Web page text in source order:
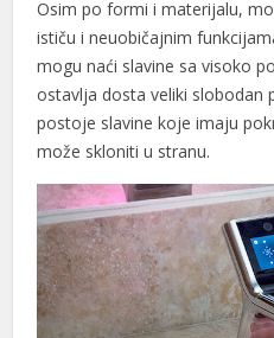
sistemi
fiyat
Osim po formi i materijalu,
ističu i neuobičajnim
mogu naći slavine sa visoko
ostavlja dosta veliki slobodan
postoje slavine koje imaju
može skloniti u stranu.